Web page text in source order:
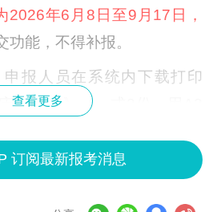
2026年6月8日至9月17日，
能，不得补报。
报人员在系统内下载打印
申报表》（一式2份，用A3
备案情况”面），并按要求准
查看更多
订阅最新报考消息